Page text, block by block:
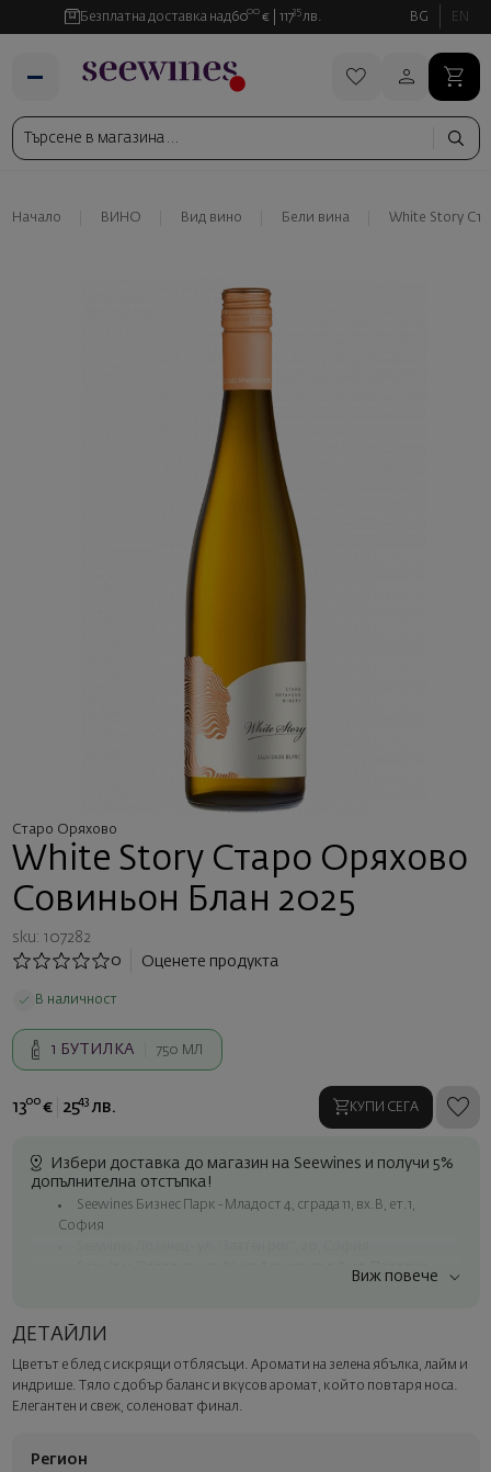
Безплатна доставка над6000 € 11735 лв. BG EN
Начало ВИНО Вид вино Бели вина White Story
Старо Оряхово
White Story Старо Оряхово
Совиньон Блан 2025
sku: 107282
0
Оценете продукта
В наличност
1 БУТИЛКА 750 МЛ
1300 € 2543 лв. КУПИ СЕГА
Избери доставка до магазин на Seewines и получи 5%
допълнителна отстъпка!
Seewines Бизнес Парк - Младост 4, сграда 11, вх.В, ет.1,
София
Seewines Пловдив - ул. "Княз Александър I", 45, Пловдив
Куриер на Seewines до адрес в рамките на град София
Изненадайте със стил
Добавете луксозна подаръчна опаковка и персонализирана
Виж повече
ДЕТАЙЛИ
Цветът е блед с искрящи отблясъци. Аромати на зелена ябълка, лайм и
индрише. Тяло с добър баланс и вкусов аромат, който повтаря носа.
Елегантен и свеж, соленоват финал.
Регион